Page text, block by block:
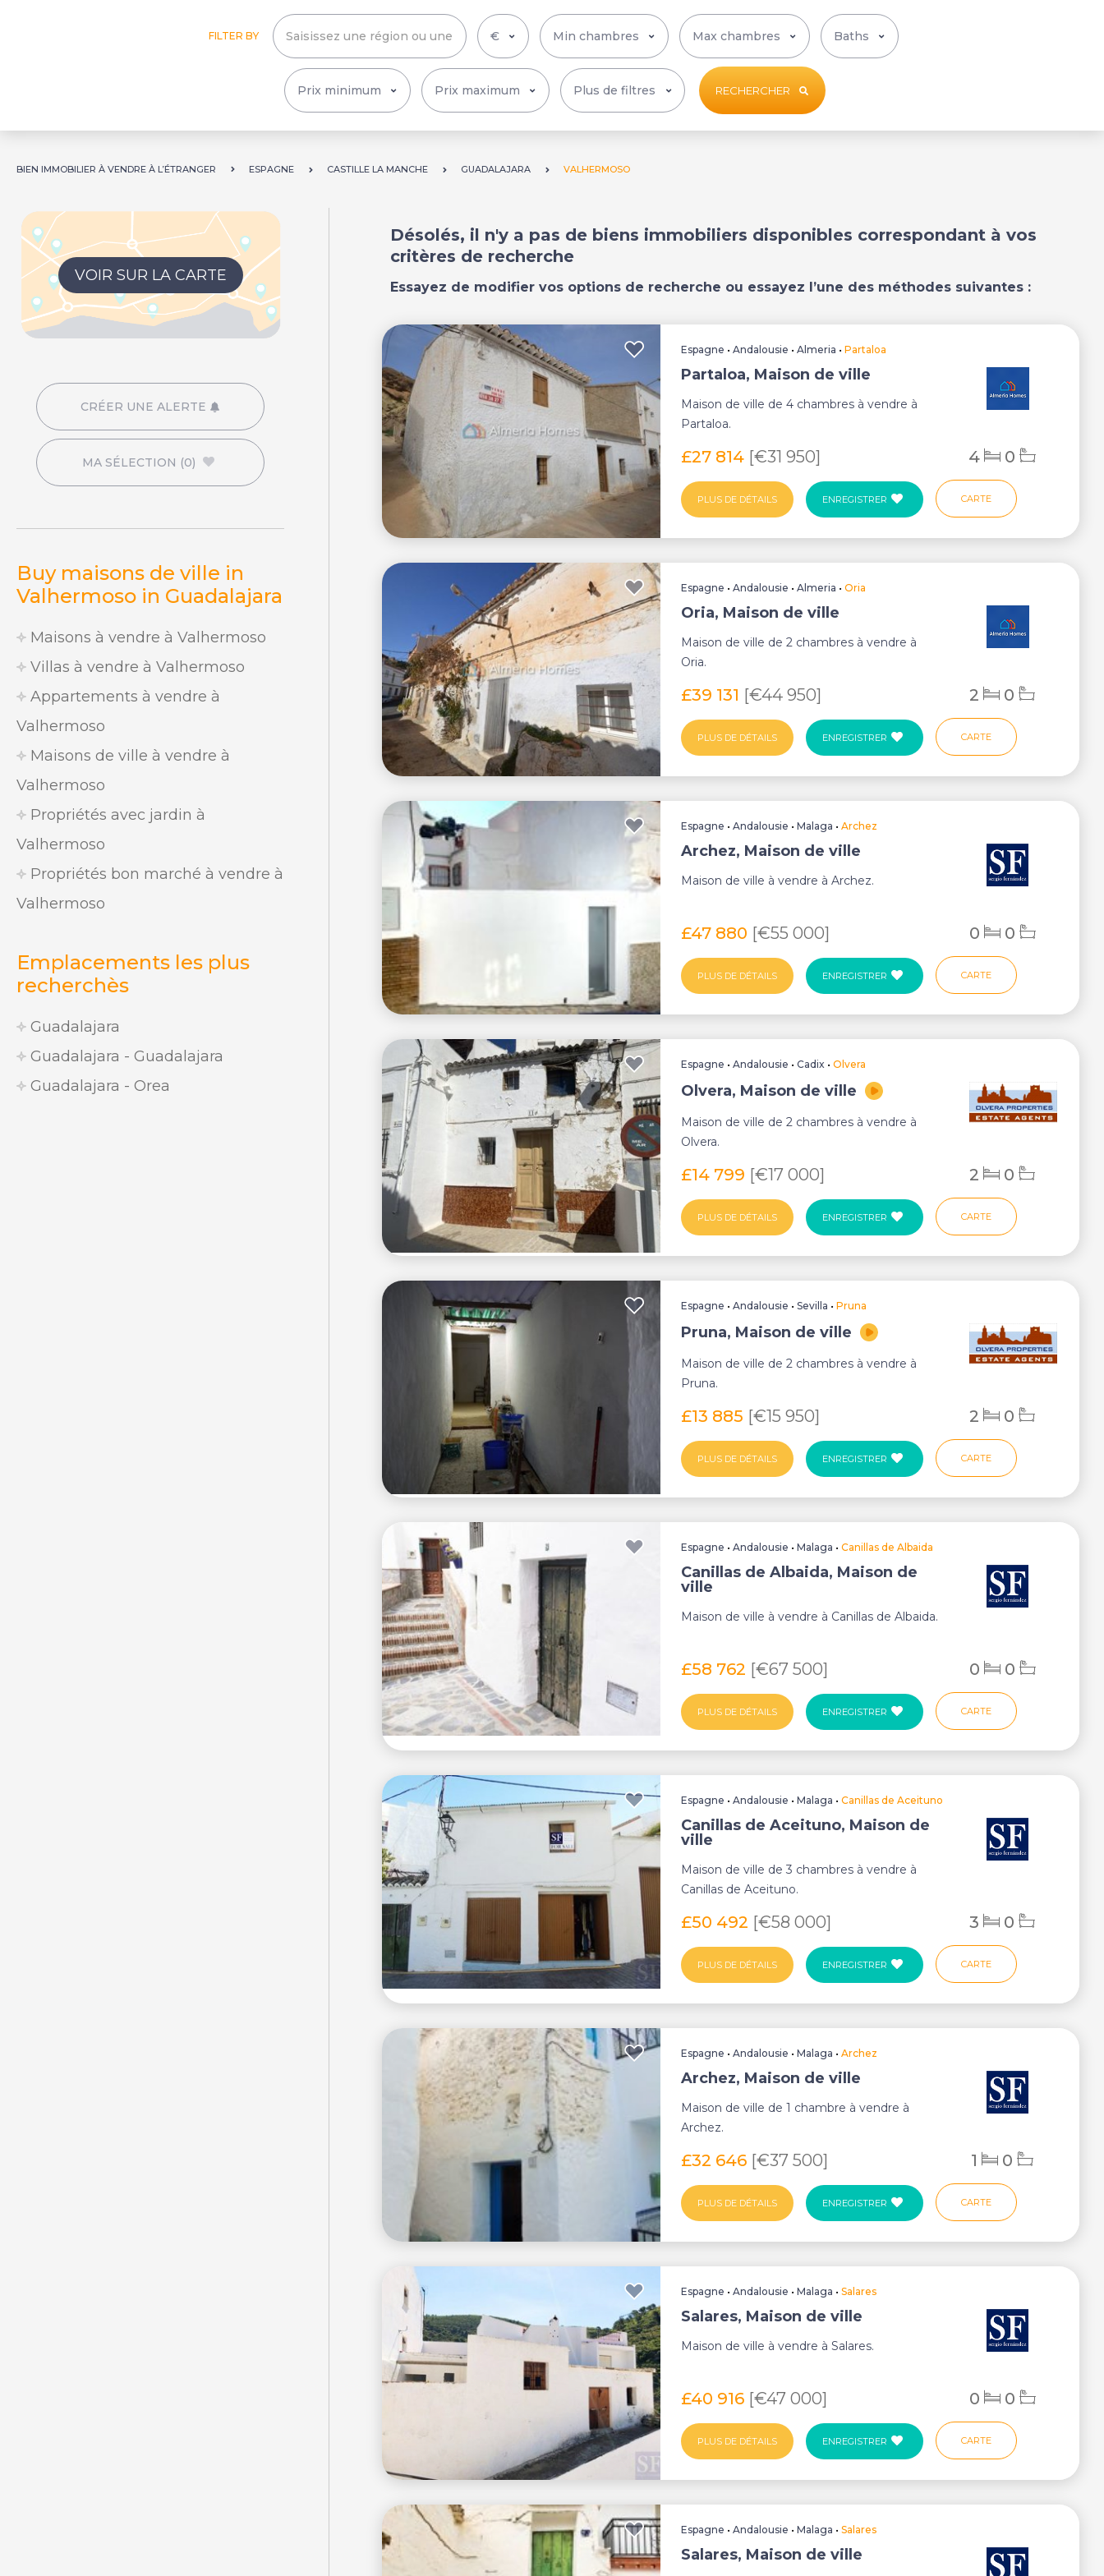
FILTER BY
Plus de filtres RECHERCHER
BIEN IMMOBILIER À VENDRE À L’ÉTRANGER ESPAGNE CASTILLE LA MANCHE GUADALAJARA VALHERMOSO
VOIR SUR LA CARTE
CRÉER UNE ALERTE
MA SÉLECTION (0)
Buy maisons de ville in
Valhermoso in Guadalajara
Maisons à vendre à Valhermoso
Villas à vendre à Valhermoso
Appartements à vendre à
Valhermoso
Maisons de ville à vendre à
Valhermoso
Propriétés avec jardin à
Valhermoso
Propriétés bon marché à vendre à
Valhermoso
Emplacements les plus
recherchès
Guadalajara
Guadalajara - Guadalajara
Guadalajara - Orea
Désolés, il n'y a pas de biens immobiliers disponibles correspondant à vos
critères de recherche
Essayez de modifier vos options de recherche ou essayez l’une des méthodes suivantes :
Espagne •Andalousie •Almeria •Partaloa
Partaloa, Maison de ville
Maison de ville de 4 chambres à vendre à
Partaloa.
£27 814 [€31 950] 4 0
PLUS DE DÉTAILS ENREGISTRER CARTE
Espagne •Andalousie •Almeria •Oria
Oria, Maison de ville
Maison de ville de 2 chambres à vendre à
Oria.
£39 131 [€44 950] 2 0
PLUS DE DÉTAILS ENREGISTRER CARTE
Espagne •Andalousie •Malaga •Archez
Archez, Maison de ville
Maison de ville à vendre à Archez.
£47 880 [€55 000] 0 0
PLUS DE DÉTAILS ENREGISTRER CARTE
Espagne •Andalousie •Cadix •Olvera
Olvera, Maison de ville
Maison de ville de 2 chambres à vendre à
Olvera.
£14 799 [€17 000] 2 0
PLUS DE DÉTAILS ENREGISTRER CARTE
Espagne •Andalousie •Sevilla •Pruna
Pruna, Maison de ville
Maison de ville de 2 chambres à vendre à
Pruna.
£13 885 [€15 950] 2 0
PLUS DE DÉTAILS ENREGISTRER CARTE
Espagne •Andalousie •Malaga •Canillas de Albaida
Canillas de Albaida, Maison de
ville
Maison de ville à vendre à Canillas de Albaida.
£58 762 [€67 500] 0 0
PLUS DE DÉTAILS ENREGISTRER CARTE
Espagne •Andalousie •Malaga •Canillas de Aceituno
Canillas de Aceituno, Maison de
ville
Maison de ville de 3 chambres à vendre à
Canillas de Aceituno.
£50 492 [€58 000] 3 0
PLUS DE DÉTAILS ENREGISTRER CARTE
Espagne •Andalousie •Malaga •Archez
Archez, Maison de ville
Maison de ville de 1 chambre à vendre à
Archez.
£32 646 [€37 500] 1 0
PLUS DE DÉTAILS ENREGISTRER CARTE
Espagne •Andalousie •Malaga •Salares
Salares, Maison de ville
Maison de ville à vendre à Salares.
£40 916 [€47 000] 0 0
PLUS DE DÉTAILS ENREGISTRER CARTE
Espagne •Andalousie •Malaga •Salares
Salares, Maison de ville